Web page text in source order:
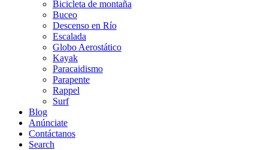
Bicicleta de montaña
Buceo
Descenso en Río
Escalada
Globo Aerostático
Kayak
Paracaidismo
Parapente
Rappel
Surf
Blog
Anúnciate
Contáctanos
Search